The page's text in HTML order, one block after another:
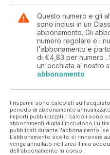
Questo numero e gli
sono inclusi in un
abbonamento. Gli
numero regolare e i
l'abbonamento e
di €4,83 per numero .
un'occhiata al nostro
abbonamento
I risparmi sono calcolati
periodo di abbonamento
importi pubblicizzati. I calcoli sono
abbonamenti digitali includono
pubblicati durante l'abbonamento,
L'abbonamento scelto si rinnoverà
venga annullato nell'area Il mio
dell'abbonamento in corso.